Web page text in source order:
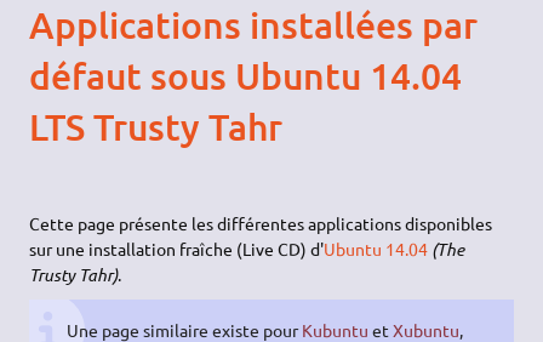
Applications installées par
défaut sous Ubuntu 14.04
LTS Trusty Tahr
Cette page présente les différentes applications disponibles
sur une installation fraîche (Live CD) d'Ubuntu 14.04 (The
Trusty Tahr).
Une page similaire existe pourKubuntu et Xubuntu,